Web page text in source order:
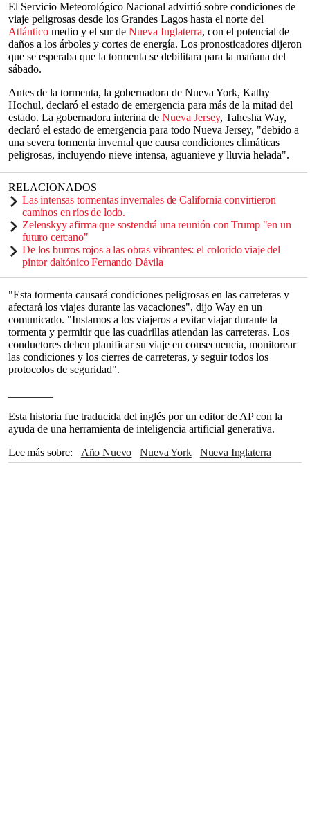
El Servicio Meteorológico Nacional advirtió sobre condiciones de
viaje peligrosas desde los Grandes Lagos hasta el norte del
Atlántico medio y el sur de Nueva Inglaterra, con el potencial de
daños a los árboles y cortes de energía. Los pronosticadores dijeron
que se esperaba que la tormenta se debilitara para la mañana del
sábado.
Antes de la tormenta, la gobernadora de Nueva York, Kathy
Hochul, declaró el estado de emergencia para más de la mitad del
estado. La gobernadora interina de Nueva Jersey, Tahesha Way,
declaró el estado de emergencia para todo Nueva Jersey, "debido a
una severa tormenta invernal que causa condiciones climáticas
peligrosas, incluyendo nieve intensa, aguanieve y lluvia helada".
RELACIONADOS
Las intensas tormentas invernales de California convirtieron
caminos en ríos de lodo.
Zelenskyy afirma que sostendrá una reunión con Trump "en un
futuro cercano"
De los burros rojos a las obras vibrantes: el colorido viaje del
pintor daltónico Fernando Dávila
"Esta tormenta causará condiciones peligrosas en las carreteras y
afectará los viajes durante las vacaciones", dijo Way en un
comunicado. "Instamos a los viajeros a evitar viajar durante la
tormenta y permitir que las cuadrillas atiendan las carreteras. Los
conductores deben planificar su viaje en consecuencia, monitorear
las condiciones y los cierres de carreteras, y seguir todos los
protocolos de seguridad".
Esta historia fue traducida del inglés por un editor de AP con la
ayuda de una herramienta de inteligencia artificial generativa.
Lee más sobre
Año Nuevo Nueva York
Nueva Inglaterra